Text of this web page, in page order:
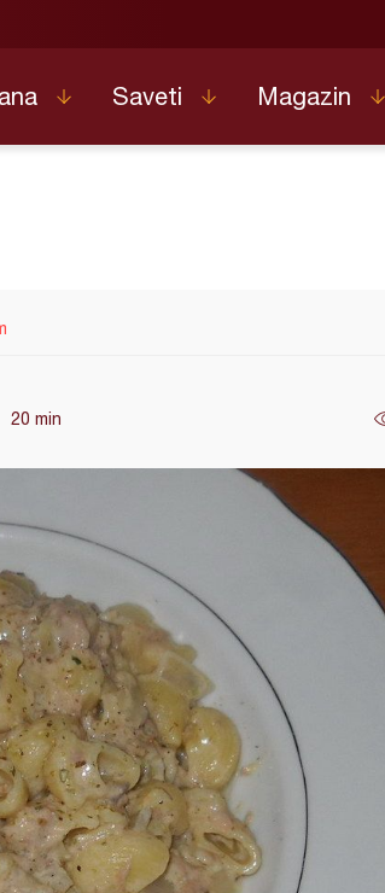
Saveti Magazin
20 min